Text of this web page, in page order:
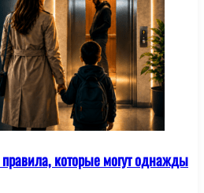
которые могут однажды